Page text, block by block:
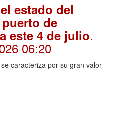
estado del
de
este 4 de julio.
06:20
caracteriza por su gran valor